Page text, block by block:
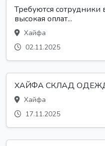
Требуются
высокая оплат...
Хайфа
02.11.2025
ХАЙФА СКЛАД
Хайфа
17.11.2025